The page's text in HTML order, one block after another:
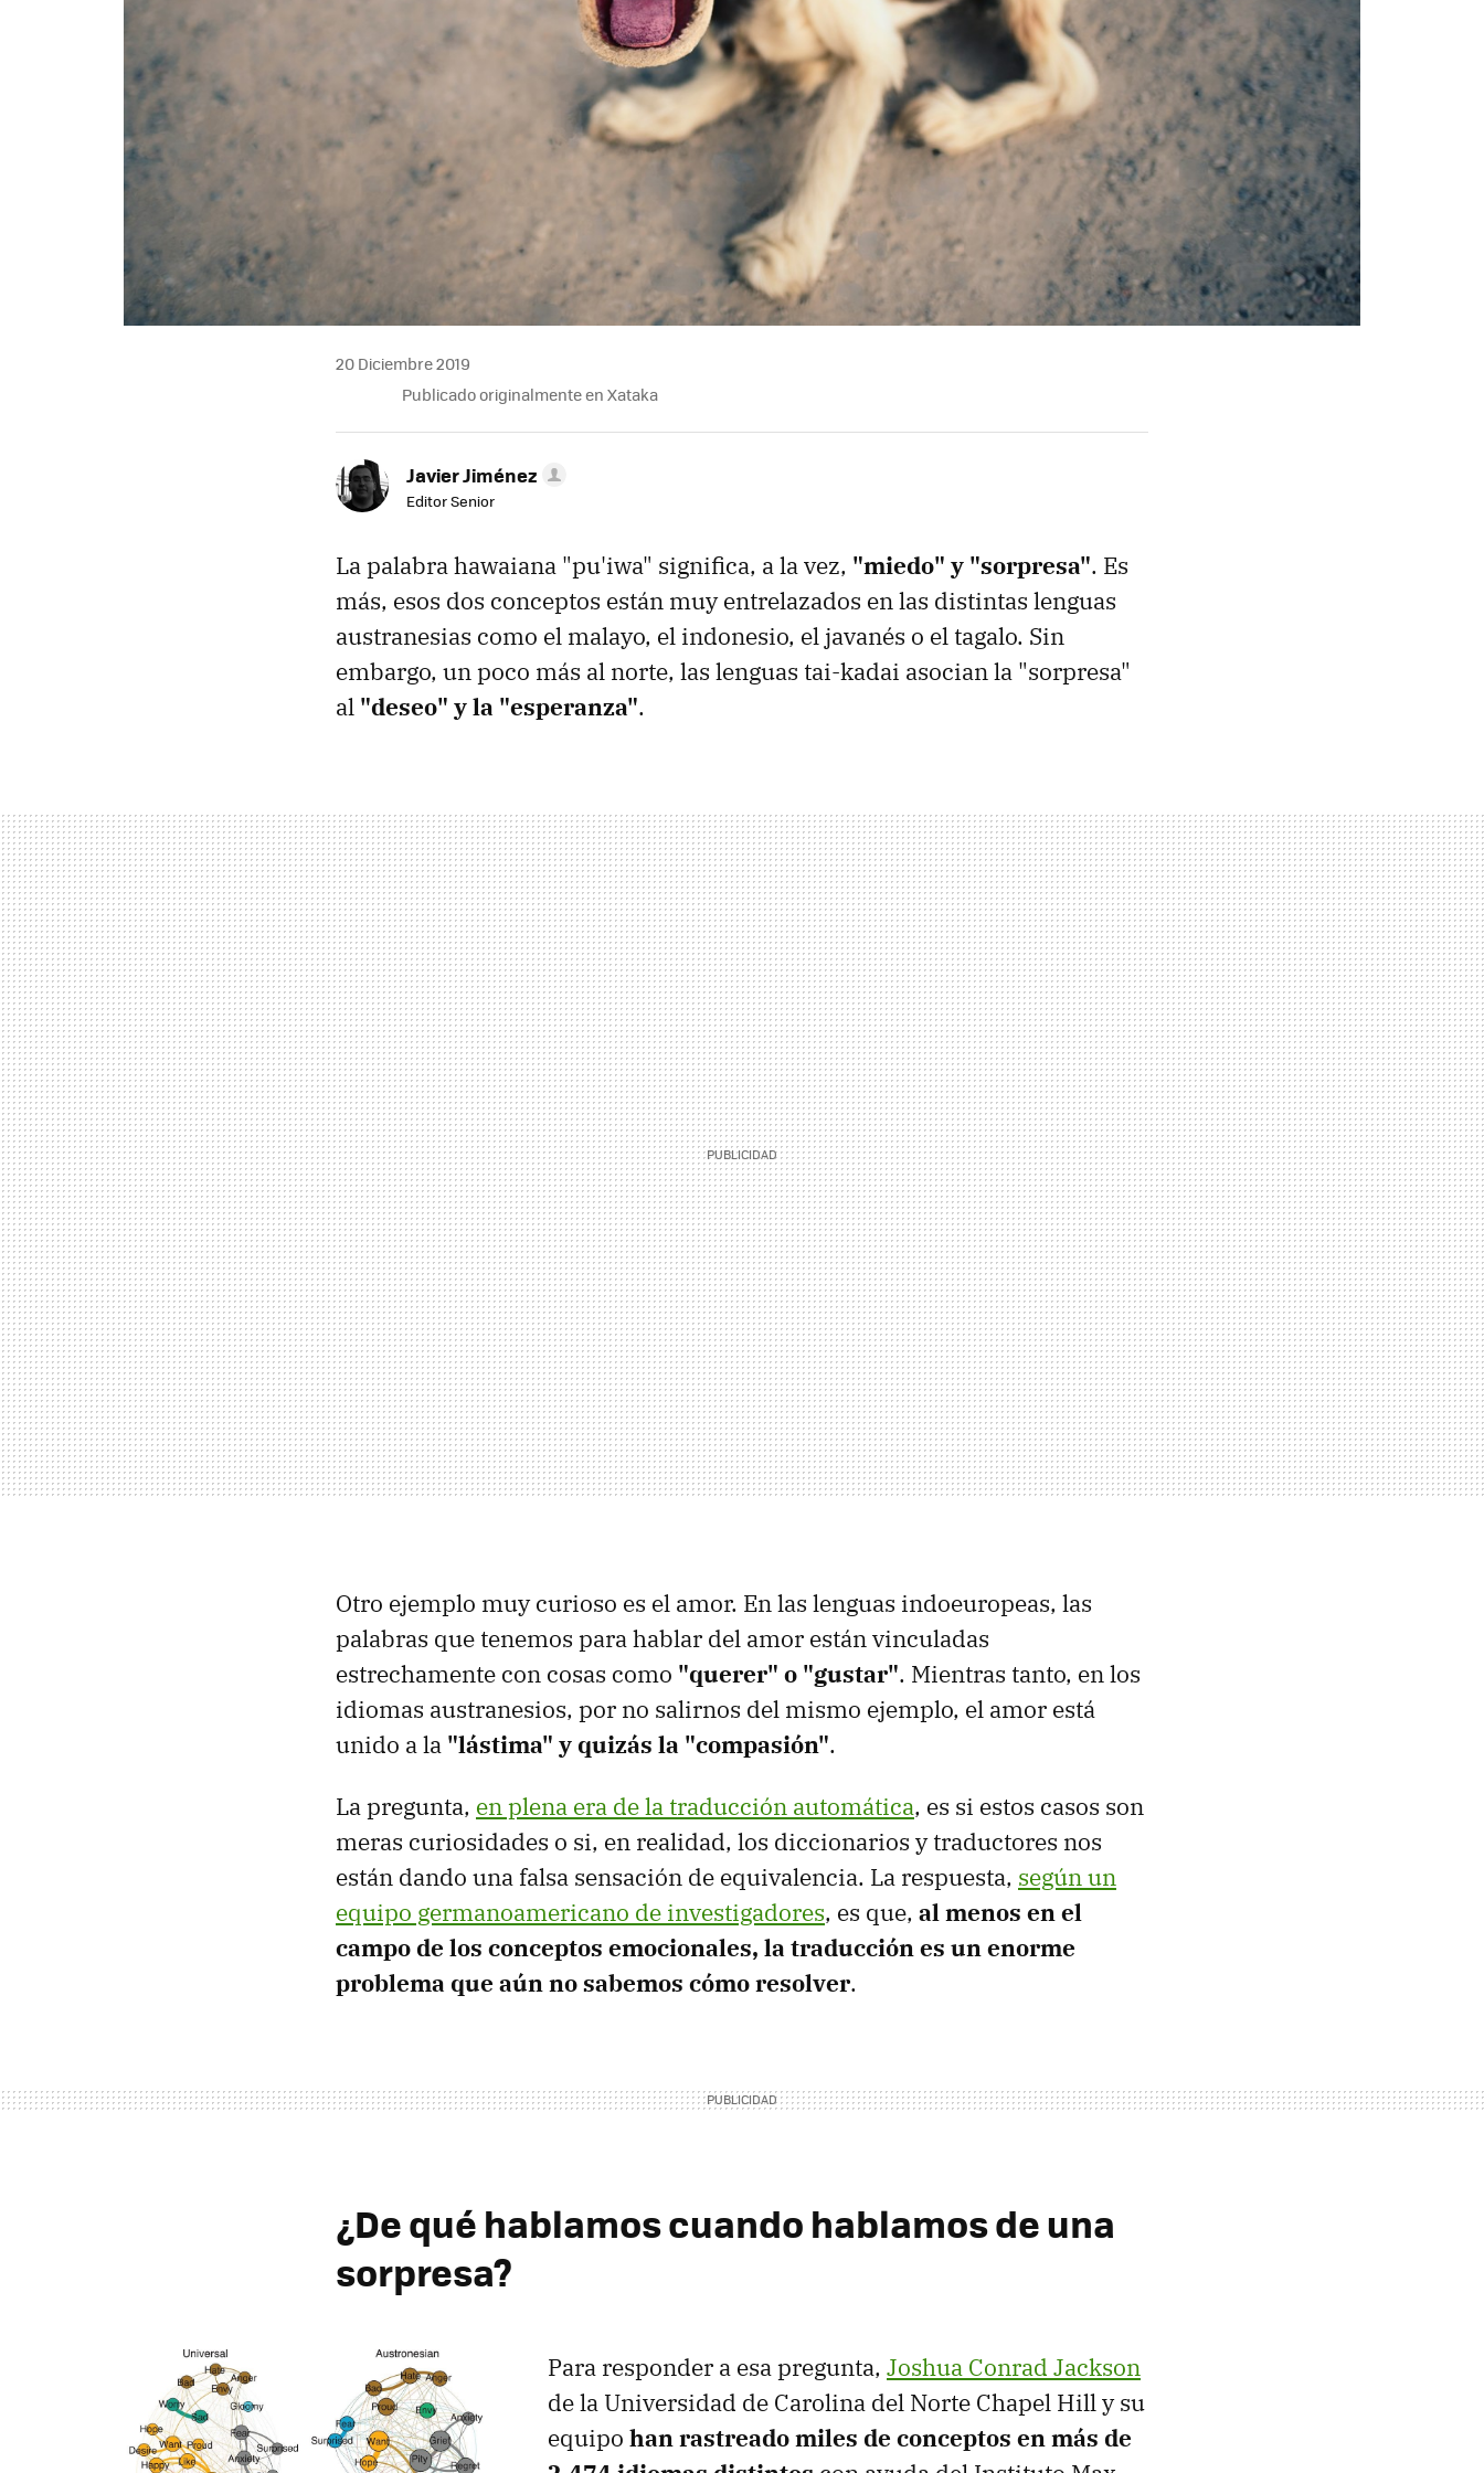
20 Diciembre 2019
Publicado originalmente en Xataka
Javier Jiménez
Editor Senior
La palabra hawaiana "pu'iwa" significa, a la vez, "miedo" y "sorpresa". Es
más, esos dos conceptos están muy entrelazados en las distintas lenguas
austranesias como el malayo, el indonesio, el javanés o el tagalo. Sin
embargo, un poco más al norte, las lenguas tai-kadai asocian la "sorpresa"
al "deseo" y la "esperanza".
Otro ejemplo muy curioso es el amor. En las lenguas indoeuropeas, las
palabras que tenemos para hablar del amor están vinculadas
estrechamente con cosas como "querer" o "gustar". Mientras tanto, en los
idiomas austranesios, por no salirnos del mismo ejemplo, el amor está
unido a la "lástima" y quizás la "compasión".
La pregunta, en plena era de la traducción automática, es si estos casos son
meras curiosidades o si, en realidad, los diccionarios y traductores nos
están dando una falsa sensación de equivalencia. La respuesta, según un
equipo germanoamericano de investigadores, es que, al menos en el
campo de los conceptos emocionales, la traducción es un enorme
problema que aún no sabemos cómo resolver.
¿De qué hablamos cuando hablamos de una
sorpresa?
Para responder a esa pregunta, Joshua Conrad Jackson
de la Universidad de Carolina del Norte Chapel Hill y su
equipo han rastreado miles de conceptos en más de